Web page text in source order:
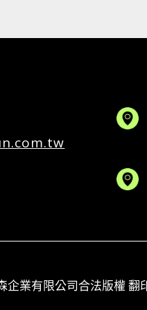
業有限公司合法版權 翻